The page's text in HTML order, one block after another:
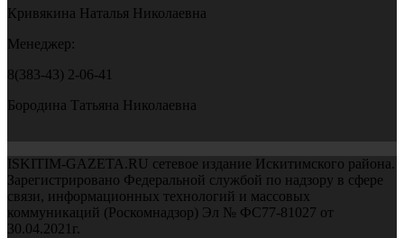
Кривякина Наталья Николаевна
Менеджер:
8(383-43) 2-06-41
Бородина Татьяна Николаевна
ISKITIM-GAZETA.RU сетевое издание Искитимского района.
Зарегистрировано Федеральной службой по надзору в сфере
связи, информационных технологий и массовых
коммуникаций (Роскомнадзор) Эл № ФС77-81027 от
30.04.2021г.